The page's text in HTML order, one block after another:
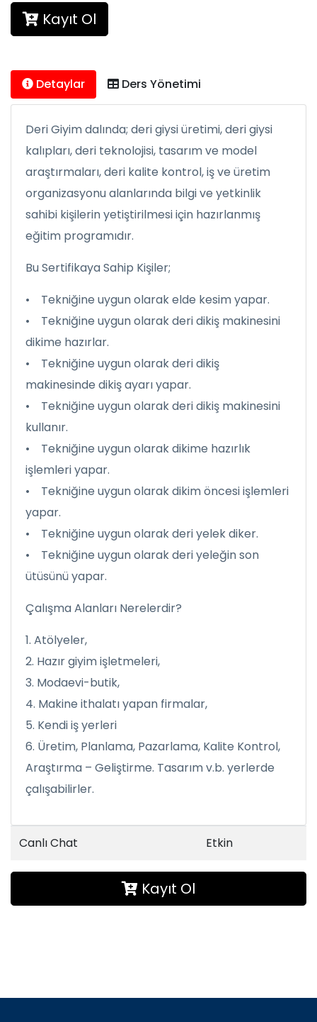
Kayıt Ol
Detaylar Ders Yönetimi
Deri Giyim dalında; deri giysi üretimi, deri giysi
kalıpları, deri teknolojisi, tasarım ve model
araştırmaları, deri kalite kontrol, iş ve üretim
organizasyonu alanlarında bilgi ve yetkinlik
sahibi kişilerin yetiştirilmesi için hazırlanmış
eğitim programıdır.
Bu Sertifikaya Sahip Kişiler;
• Tekniğine uygun olarak elde kesim yapar.
• Tekniğine uygun olarak deri dikiş makinesini
dikime hazırlar.
• Tekniğine uygun olarak deri dikiş
makinesinde dikiş ayarı yapar.
• Tekniğine uygun olarak deri dikiş makinesini
kullanır.
• Tekniğine uygun olarak dikime hazırlık
işlemleri yapar.
• Tekniğine uygun olarak dikim öncesi işlemleri
yapar.
• Tekniğine uygun olarak deri yelek diker.
• Tekniğine uygun olarak deri yeleğin son
ütüsünü yapar.
Çalışma Alanları Nerelerdir?
1. Atölyeler,
2. Hazır giyim işletmeleri,
3. Modaevi-butik,
4. Makine ithalatı yapan firmalar,
5. Kendi iş yerleri
6. Üretim, Planlama, Pazarlama, Kalite Kontrol,
Araştırma – Geliştirme. Tasarım v.b. yerlerde
çalışabilirler.
Canlı Chat Etkin
Kayıt Ol